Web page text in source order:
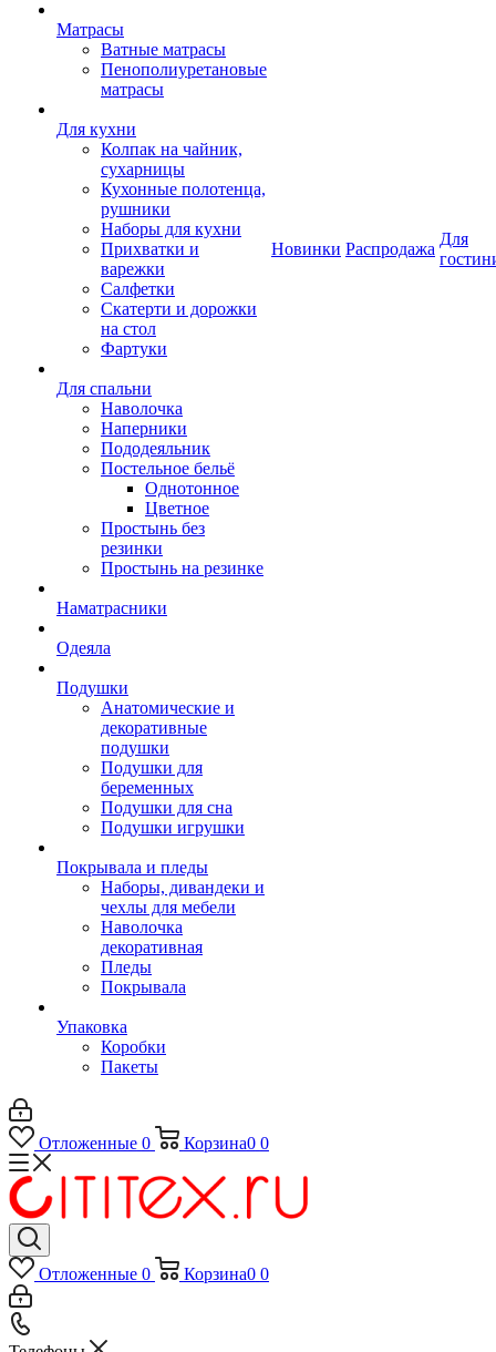
Матрасы
Ватные матрасы
Пенополиуретановые
матрасы
Для кухни
Колпак на чайник,
сухарницы
Кухонные полотенца,
рушники
Наборы для кухни
Прихватки и
варежки
Салфетки
Скатерти и дорожки
на стол
Фартуки
Для спальни
Наволочка
Наперники
Пододеяльник
Постельное бельё
Однотонное
Цветное
Простынь без
резинки
Простынь на резинке
Наматрасники
Одеяла
Подушки
Анатомические и
декоративные
подушки
Подушки для
беременных
Подушки для сна
Подушки игрушки
Покрывала и пледы
Наборы, дивандеки и
чехлы для мебели
Наволочка
декоративная
Пледы
Покрывала
Упаковка
Коробки
Пакеты
Новинки Распродажа
Для
Отложенные 0 Корзина0 0
Отложенные 0 Корзина0 0